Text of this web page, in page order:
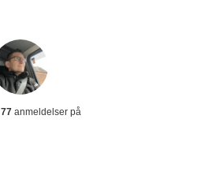
77anmeldelser på